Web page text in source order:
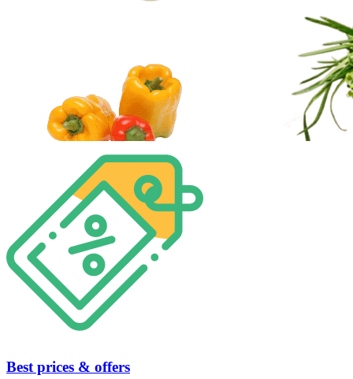
Best prices & offers